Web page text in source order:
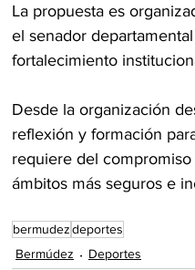
La propuesta es
el senador
fortalecimiento
Desde la organización
reflexión y formación
requiere del
ámbitos más seguros e
bermudezdeportes
Bermúdez
Deportes